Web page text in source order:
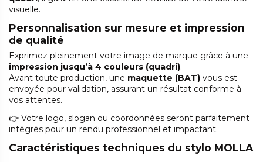
visuelle.
Personnalisation sur mesure et impression
de qualité
Exprimez pleinement votre image de marque grâce à une
impression jusqu’à 4 couleurs (quadri).
Avant toute production, une maquette (BAT) vous est
envoyée pour validation, assurant un résultat conforme à
vos attentes.
👉 Votre logo, slogan ou coordonnées seront parfaitement
intégrés pour un rendu professionnel et impactant.
Caractéristiques techniques du stylo MOLLA